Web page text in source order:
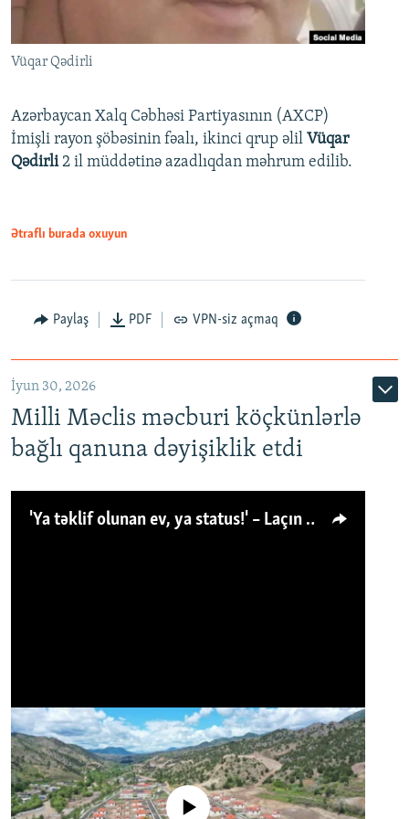
Vüqar Qədirli
Azərbaycan Xalq Cəbhəsi Partiyasının (AXCP)
İmişli rayon şöbəsinin fəalı, ikinci qrup əlil Vüqar
Qədirli2 il müddətinə azadlıqdan məhrum edilib.
Ətraflı burada oxuyun
Paylaş PDF VPN-siz açmaq
İyun 30, 2026
Milli Məclis məcburi köçkünlərlə
bağlı qanuna dəyişiklik etdi
'Ya təklif olunan ev, ya status!' – Laçın köçkünü: 'Laçından başqa heç hara!'
No media source currently available